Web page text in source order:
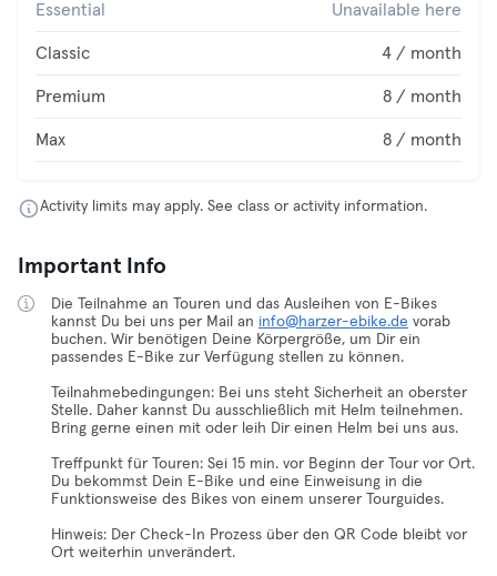
Essential Unavailable here
Classic 4 / month
Premium 8 / month
Max 8 / month
Activity limits may apply. See class or activity information.
Important Info
Die Teilnahme an Touren und das Ausleihen von E-Bikes
kannst Du bei uns per Mail an info@harzer-ebike.de vorab
buchen. Wir benötigen Deine Körpergröße, um Dir ein
passendes E-Bike zur Verfügung stellen zu können.
Teilnahmebedingungen: Bei uns steht Sicherheit an oberster
Stelle. Daher kannst Du ausschließlich mit Helm teilnehmen.
Bring gerne einen mit oder leih Dir einen Helm bei uns aus.
Treffpunkt für Touren: Sei 15 min. vor Beginn der Tour vor Ort.
Du bekommst Dein E-Bike und eine Einweisung in die
Funktionsweise des Bikes von einem unserer Tourguides.
Hinweis: Der Check-In Prozess über den QR Code bleibt vor
Ort weiterhin unverändert.